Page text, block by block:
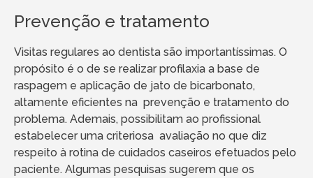
Prevenção e tratamento
Visitas regulares ao dentista são importantíssimas. O
propósito é o de se realizar profilaxia a base de
raspagem e aplicação de jato de bicarbonato,
altamente eficientes na prevenção e tratamento do
problema. Ademais, possibilitam ao profissional
estabelecer uma criteriosa avaliação no que diz
respeito à rotina de cuidados caseiros efetuados pelo
paciente. Algumas pesquisas sugerem que os